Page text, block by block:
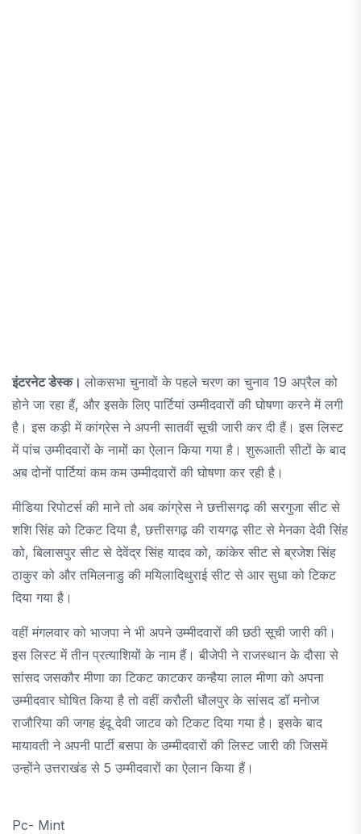
इंटरनेट डेस्क। लोकसभा चुनावों के पहले चरण का चुनाव 19 अप्रैल को
होने जा रहा हैं, और इसके लिए पार्टियां उम्मीदवारों की घोषणा करने में लगी
है। इस कड़ी में कांग्रेस ने अपनी सातवीं सूची जारी कर दी हैं। इस लिस्ट
में पांच उम्मीदवारों के नामों का ऐलान किया गया है। शुरूआती सीटों के बाद
अब दोनों पार्टियां कम कम उम्मीदवारों की घोषणा कर रही है।
मीडिया रिपोटर्स की माने तो अब कांग्रेस ने छत्तीसगढ़ की सरगुजा सीट से
शशि सिंह को टिकट दिया है, छत्तीसगढ़ की रायगढ़ सीट से मेनका देवी सिंह
को, बिलासपुर सीट से देवेंद्र सिंह यादव को, कांकेर सीट से ब्रजेश सिंह
ठाकुर को और तमिलनाडु की मयिलादिथुराई सीट से आर सुधा को टिकट
दिया गया है।
वहीं मंगलवार को भाजपा ने भी अपने उम्मीदवारों की छठी सूची जारी की।
इस लिस्ट में तीन प्रत्याशियों के नाम हैं। बीजेपी ने राजस्थान के दौसा से
सांसद जसकौर मीणा का टिकट काटकर कन्हैया लाल मीणा को अपना
उम्मीदवार घोषित किया है तो वहीं करौली धौलपुर के सांसद डॉ मनोज
राजौरिया की जगह इंदू देवी जाटव को टिकट दिया गया है। इसके बाद
मायावती ने अपनी पार्टी बसपा के उम्मीदवारों की लिस्ट जारी की जिसमें
उन्होंने उत्तराखंड से 5 उम्मीदवारों का ऐलान किया हैं।
Pc- Mint